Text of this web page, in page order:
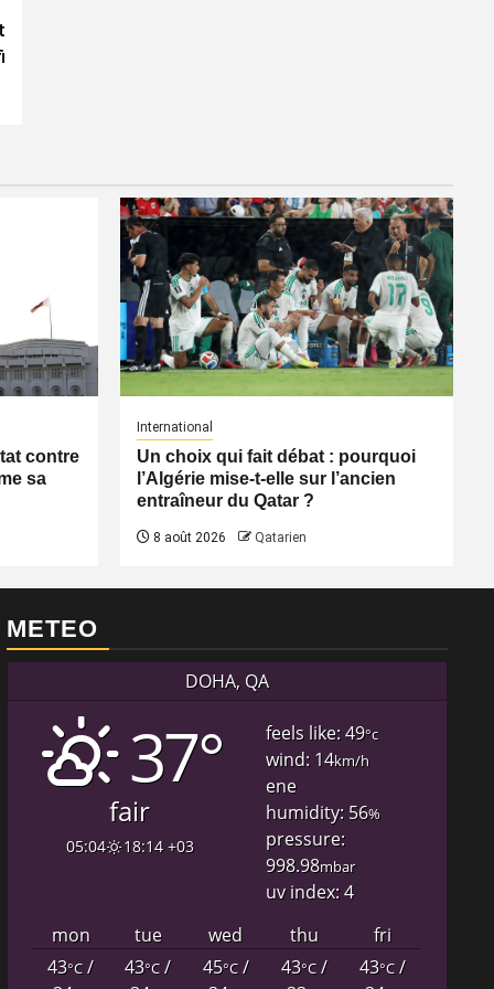
contre
sa
International
Un choix qui fait débat : pourquoi
l’Algérie mise-t-elle sur l’ancien
entraîneur du Qatar ?
8 août 2026 Qatarien
METEO
DOHA, QA
37°
fair
05:04 18:14 +03
feels like: 49°c
wind: 14km/h
ene
humidity: 56%
pressure:
998.98mbar
uv index: 4
mon
tue wed thu
fri
43°C/
43°C/
45°C/
43°C/
43°C/